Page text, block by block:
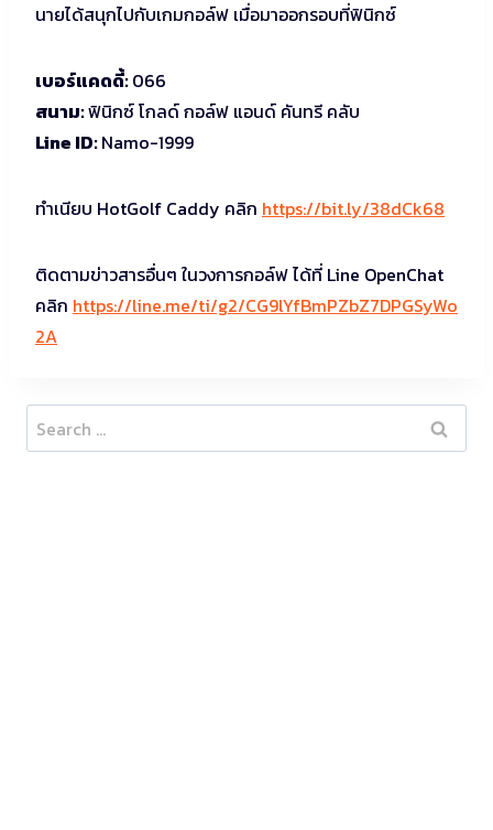
นายได้สนุกไปกับเกมกอล์ฟ เมื่อมาออกรอบที่ฟินิกซ์
เบอร์แคดดี้:066
สนาม:ฟินิกซ์ โกลด์ กอล์ฟ แอนด์ คันทรี คลับ
Line ID:Namo-1999
ทำเนียบ HotGolf Caddy คลิก https://bit.ly/38dCk68
ติดตามข่าวสารอื่นๆ ในวงการกอล์ฟ ได้ที่ Line OpenChat
คลิก https://line.me/ti/g2/CG9lYfBmPZbZ7DPGSyWo
2A
Search
for: